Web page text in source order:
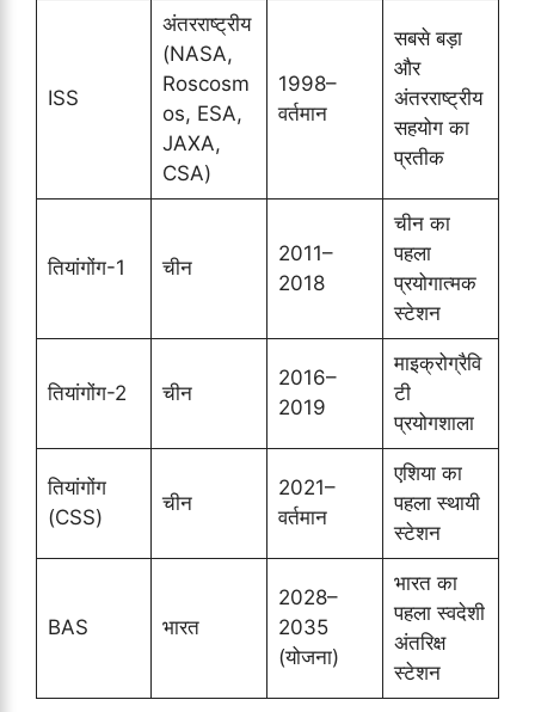
ISS
अंतरराष्ट्रीय
(NASA,
Roscosm
os, ESA,
JAXA,
CSA)
1998–
वर्तमान
सबसे बड़ा
और
अंतरराष्ट्रीय
सहयोग का
प्रतीक
तियांगोंग-1 चीन
2011–
2018
चीन का
पहला
प्रयोगात्मक
स्टेशन
तियांगोंग-2 चीन
2016–
2019
माइक्रोग्रैवि
टी
प्रयोगशाला
तियांगोंग
(CSS)
चीन
2021–
वर्तमान
एशिया का
पहला स्थायी
स्टेशन
BAS भारत
2028–
2035
(योजना)
भारत का
पहला स्वदेशी
अंतरिक्ष
स्टेशन